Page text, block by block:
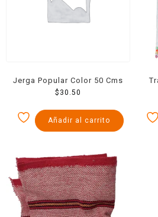
Jerga Popular Color 50 Cms
$ 30.50
Añadir al carrito